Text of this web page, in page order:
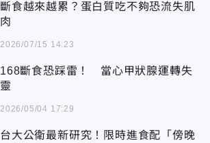
斷食越來越累？蛋白質吃不夠恐流失肌
肉
2026/07/15 14:23
168斷食恐踩雷！ 當心甲狀腺運轉失
靈
2026/05/04 17:29
台大公衛最新研究！限時進食配「傍晚